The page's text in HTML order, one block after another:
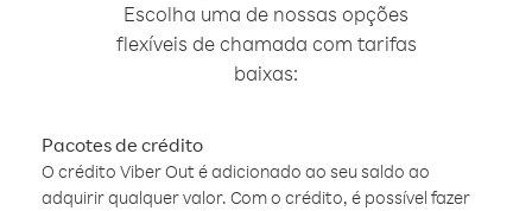
Escolha uma de nossas opções
flexíveis de chamada com tarifas
baixas:
Pacotes de crédito
O crédito Viber Out é adicionado ao seu saldo ao
adquirir qualquer valor. Com o crédito, é possível fazer